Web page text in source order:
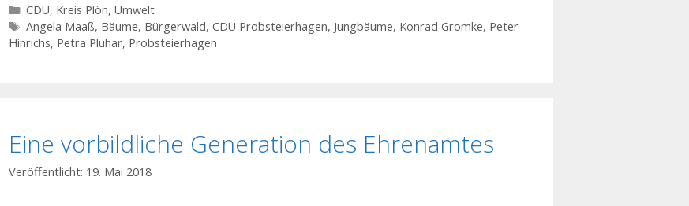
Kategorien
CDU, Kreis Plön, Umwelt
Schlagwörter
Angela Maaß, Bäume, Bürgerwald, CDU Probsteierhagen, Jungbäume, Konrad Gromke, Peter
Hinrichs, Petra Pluhar, Probsteierhagen
Eine vorbildliche Generation des Ehrenamtes
19. Mai 2018